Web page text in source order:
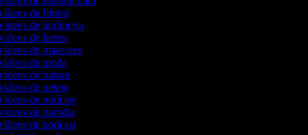
de fitness
de jardineria
de lletres
de mascotes
de moda
de natura
de neteja
de notícies
de paròdia
de podcast